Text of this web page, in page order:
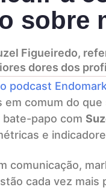
sobre
Figueiredo,
dores dos
podcast
em comum do
bate-papo com
e
comunicação,
cada vez